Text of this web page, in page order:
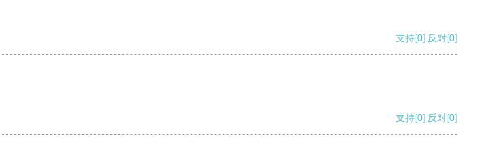
支持[0] 反对[0]
支持[0] 反对[0]